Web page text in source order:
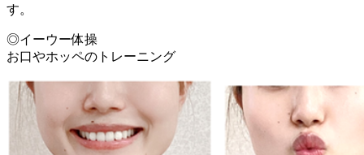
す。
◎イーウー体操
お口やホッペのトレーニング